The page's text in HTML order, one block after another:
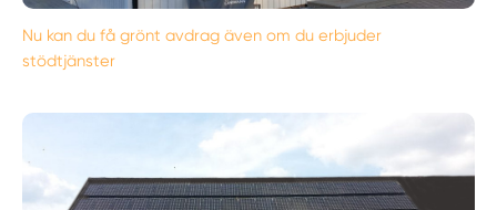
Nu kan du få grönt avdrag även om du erbjuder
stödtjänster